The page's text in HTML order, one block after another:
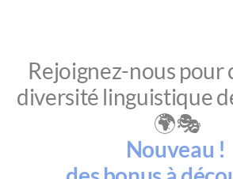
Rejoignez-nous pour
diversité linguistique
🌍🎭
Nouveau !